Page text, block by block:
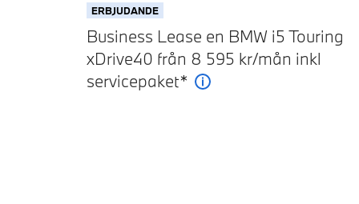
ERBJUDANDE
Business Lease en BMW i5 Touring
xDrive40 från 8 595 kr/mån inkl
servicepaket*